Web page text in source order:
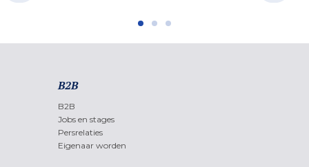
B2B
B2B
Jobs en stages
Persrelaties
Eigenaar worden